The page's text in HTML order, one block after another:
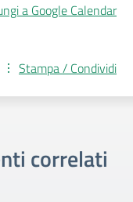
a Google Calendar
Stampa / Condividi
correlati